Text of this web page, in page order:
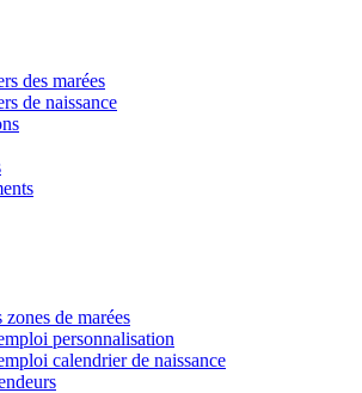
des marées
de naissance
zones de marées
personnalisation
calendrier de naissance